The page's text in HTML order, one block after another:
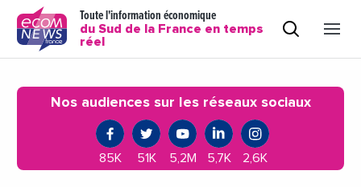
Toute l'information économique
du Sud de la France en temps
réel
Nos audiences sur les réseaux sociaux
85K 51K 5,2M 5,7K 2,6K